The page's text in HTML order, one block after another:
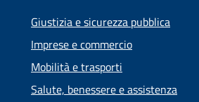
Giustizia e sicurezza pubblica
Imprese e commercio
Mobilità e trasporti
Salute, benessere e assistenza